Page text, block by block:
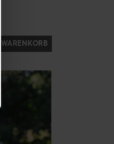
WARENKORB